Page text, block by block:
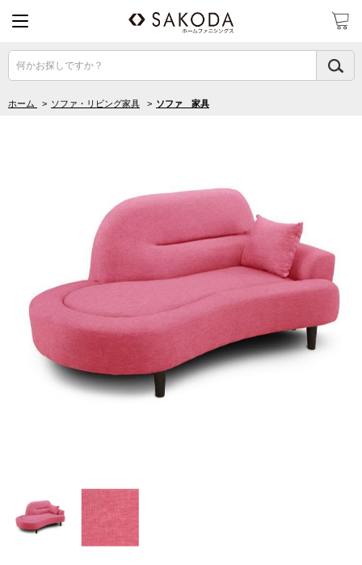
何かお探しですか？
ホーム > ソファ・リビング家具 > ソファ 家具